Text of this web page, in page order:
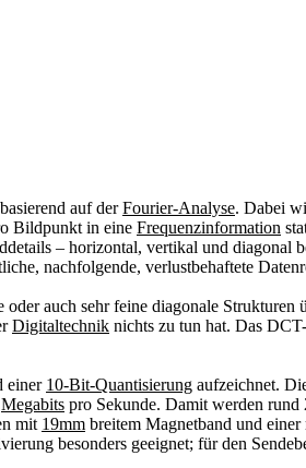
auf derFourier-Analyse. Dabei
Bildpunkt in eine Frequenzinformation
– horizontal, vertikal und
nachfolgende, verlustbehaftete
auch sehr feine diagonale
Digitaltechnik nichts zu tun hat. Das
einer 10-Bit-Quantisierung aufzeichnet.
Megabits pro Sekunde. Damit werden rund
mit 19mm breitem Magnetband und
besonders geeignet; für den